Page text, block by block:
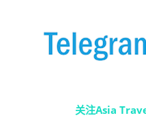
关注Asia